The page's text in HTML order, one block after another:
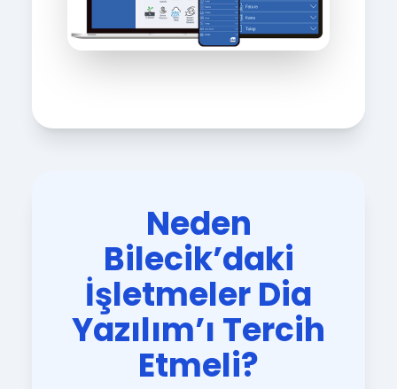
Neden
Bilecik’daki
İşletmeler Dia
Yazılım’ı Tercih
Etmeli?